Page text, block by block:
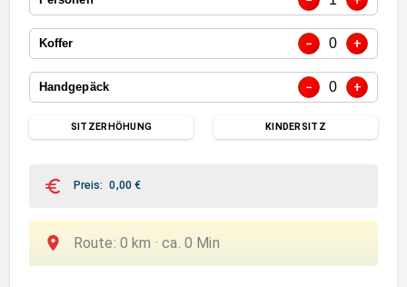
Koffer − 0 +
Handgepäck − 0 +
SITZERHÖHUNG KINDERSITZ
Preis: 0,00€
Route: 0 km ·ca. 0 Min